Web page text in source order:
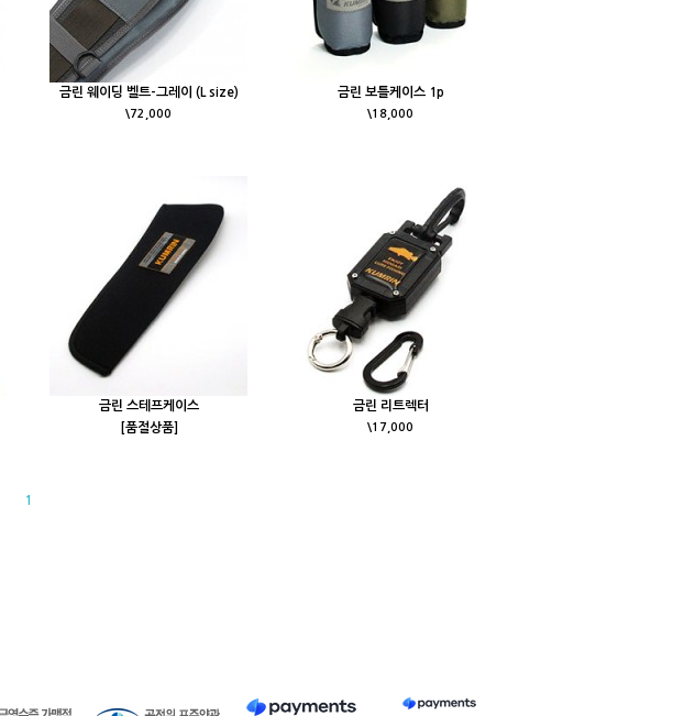
금린 웨이딩 벨트-그레이 (L size)
\72,000
금린 보틀케이스 1p
\18,000
금린 스테프케이스
[품절상품]
금린 리트렉터
\17,000
1